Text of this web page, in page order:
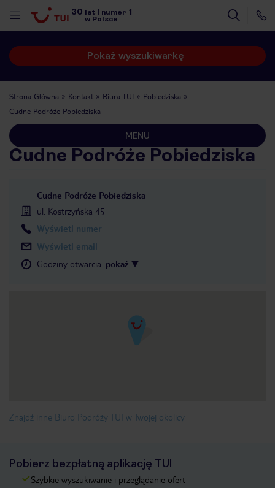
30 lat numer 1
w Polsce
Pokaż wyszukiwarkę
Strona Główna Kontakt Biura TUI
Pobiedziska
Cudne Podróże Pobiedziska
MENU
Cudne Podróże Pobiedziska
Cudne Podróże Pobiedziska
ul. Kostrzyńska 45
Wyświetl numer
Wyświetl email
Godziny otwarcia: pokaż
Znajdź inne Biuro Podróży TUI w Twojej okolicy
Pobierz bezpłatną aplikację TUI
Szybkie wyszukiwanie i przeglądanie ofert